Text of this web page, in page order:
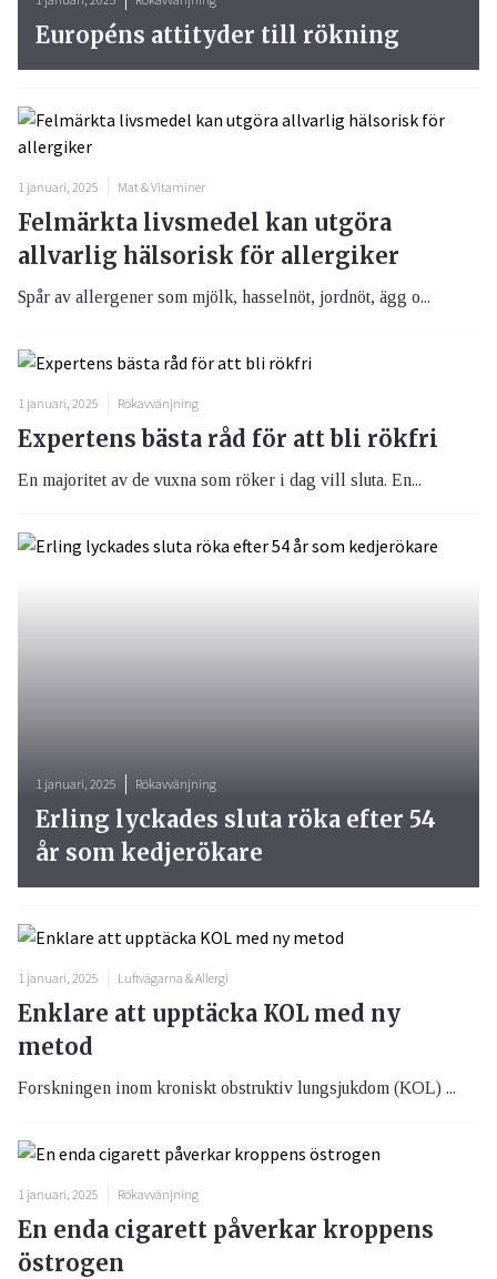
1 januari, 2025 Mat & Vitaminer
Felmärkta livsmedel kan utgöra
allvarlig hälsorisk för allergiker
Spår av allergener som mjölk, hasselnöt, jordnöt, ägg o...
1 januari, 2025 Rökavvänjning
Expertens bästa råd för att bli rökfri
En majoritet av de vuxna som röker i dag vill sluta. En...
Européns attityder till rökning
1 januari, 2025 Rökavvänjning
Erling lyckades sluta röka efter 54
år som kedjerökare
1 januari, 2025 Luftvägarna & Allergi
Enklare att upptäcka KOL med ny
metod
Forskningen inom kroniskt obstruktiv lungsjukdom (KOL) ...
1 januari, 2025 Rökavvänjning
En enda cigarett påverkar kroppens
östrogen